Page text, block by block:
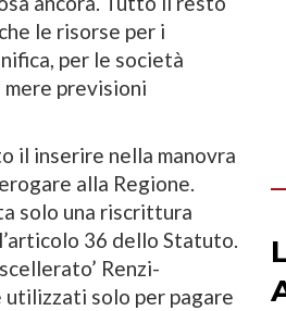
le risorse per i
per le società
previsioni
il inserire nella manovra
alla Regione.
solo una riscrittura
36 dello Statuto.
Renzi-
solo per pagare